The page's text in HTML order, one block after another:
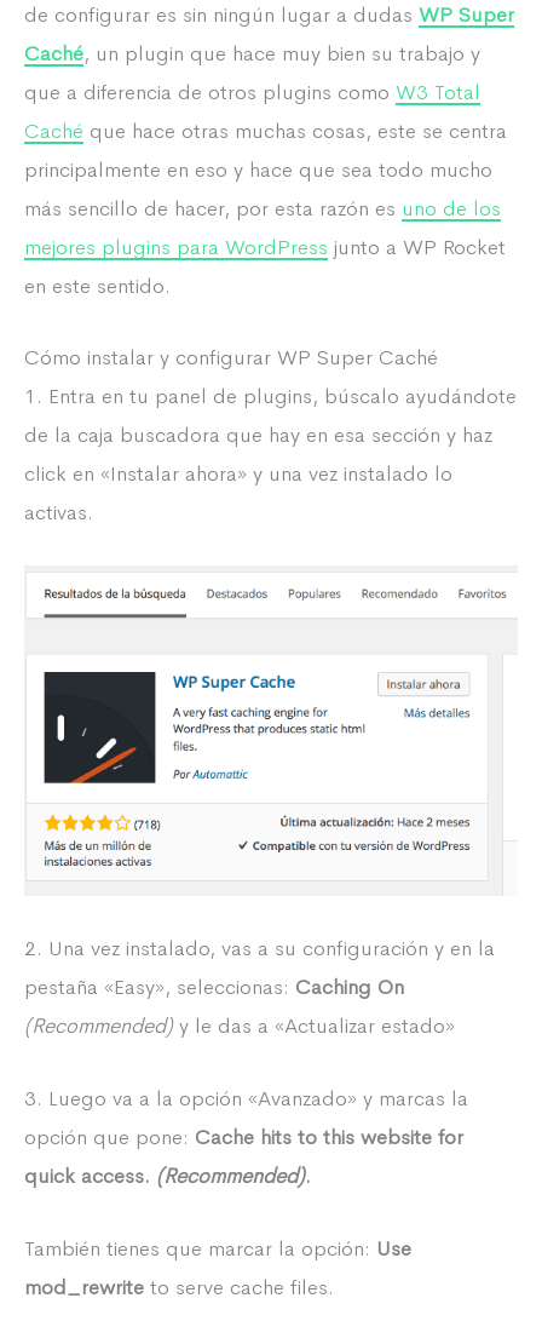
de configurar es sin ningún lugar a dudas WP Super
Caché, un plugin que hace muy bien su trabajo y
que a diferencia de otros plugins como W3 Total
Caché que hace otras muchas cosas, este se centra
principalmente en eso y hace que sea todo mucho
más sencillo de hacer, por esta razón es uno de los
mejores plugins para WordPress junto a WP Rocket
en este sentido.
Cómo instalar y configurar WP Super Caché
1. Entra en tu panel de plugins, búscalo ayudándote
de la caja buscadora que hay en esa sección y haz
click en «Instalar ahora» y una vez instalado lo
activas.
2. Una vez instalado, vas a su configuración y en la
pestaña «Easy», seleccionas: Caching On
(Recommended)y le das a «Actualizar estado»
3. Luego va a la opción «Avanzado» y marcas la
opción que pone: Cache hits to this website for
quick access. (Recommended).
También tienes que marcar la opción: Use
mod_rewrite to serve cache files.